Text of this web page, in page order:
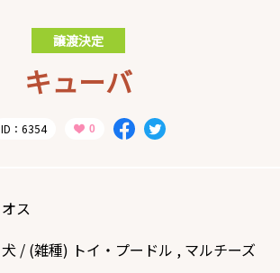
譲渡決定
キューバ
ID：6354
オス
犬 / (雑種) トイ・プードル , マルチーズ